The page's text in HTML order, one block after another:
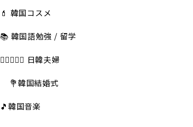
💄 韓国コスメ
📚 韓国語勉強 / 留学
👩🏻‍❤️‍👨🏻 日韓夫婦
💐韓国結婚式
🎵韓国音楽